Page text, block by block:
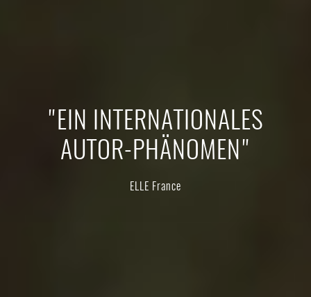
"EIN INTERNATIONALES
AUTOR-PHÄNOMEN"
ELLE France